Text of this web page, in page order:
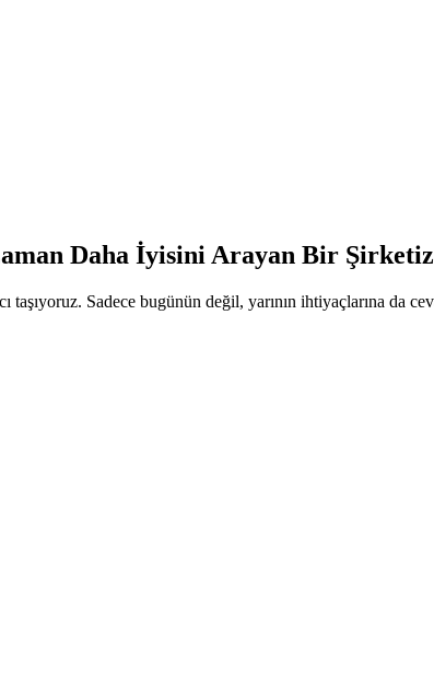
Daha İyisini Arayan Bir Şirketiz
Sadece bugünün değil, yarının ihtiyaçlarına da